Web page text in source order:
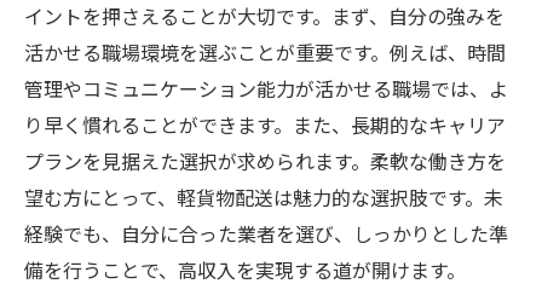
イントを押さえることが大切です。まず、自分の強みを
活かせる職場環境を選ぶことが重要です。例えば、時間
管理やコミュニケーション能力が活かせる職場では、よ
り早く慣れることができます。また、長期的なキャリア
プランを見据えた選択が求められます。柔軟な働き方を
望む方にとって、軽貨物配送は魅力的な選択肢です。未
経験でも、自分に合った業者を選び、しっかりとした準
備を行うことで、高収入を実現する道が開けます。